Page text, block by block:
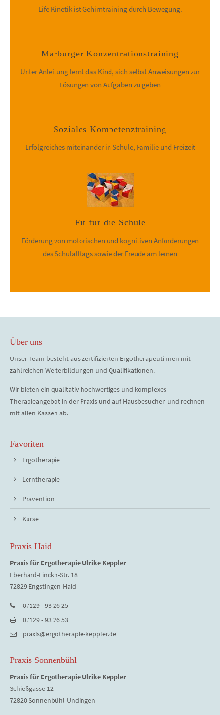
Life Kinetik ist Gehirntraining durch Bewegung.
Marburger Konzentrationstraining
Unter Anleitung lernt das Kind, sich selbst Anweisungen zur
Lösungen von Aufgaben zu geben
Soziales Kompetenztraining
Erfolgreiches miteinander in Schule, Familie und Freizeit
Fit für die Schule
Förderung von motorischen und kognitiven Anforderungen
des Schulalltags sowie der Freude am lernen
Über uns
Unser Team besteht aus zertifizierten Ergotherapeutinnen mit
zahlreichen Weiterbildungen und Qualifikationen.
Wir bieten ein qualitativ hochwertiges und komplexes
Therapieangebot in der Praxis und auf Hausbesuchen und rechnen
mit allen Kassen ab.
Favoriten
Ergotherapie
Lerntherapie
Prävention
Kurse
Praxis Haid
Praxis für Ergotherapie Ulrike Keppler
Eberhard-Finckh-Str. 18
72829 Engstingen-Haid
07129 - 93 26 25
07129 - 93 26 53
praxis@ergotherapie-keppler.de
Praxis Sonnenbühl
Praxis für Ergotherapie Ulrike Keppler
Schießgasse 12
72820 Sonnenbühl-Undingen